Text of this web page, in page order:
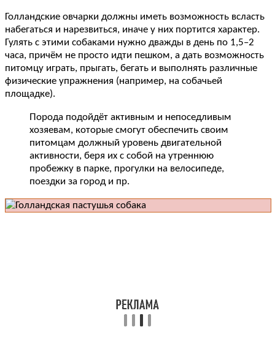
Голландские овчарки должны иметь возможность всласть
набегаться и нарезвиться, иначе у них портится характер.
Гулять с этими собаками нужно дважды в день по 1,5–2
часа, причём не просто идти пешком, а дать возможность
питомцу играть, прыгать, бегать и выполнять различные
физические упражнения (например, на собачьей
площадке).
Порода подойдёт активным и непоседливым
хозяевам, которые смогут обеспечить своим
питомцам должный уровень двигательной
активности, беря их с собой на утреннюю
пробежку в парке, прогулки на велосипеде,
поездки за город и пр.